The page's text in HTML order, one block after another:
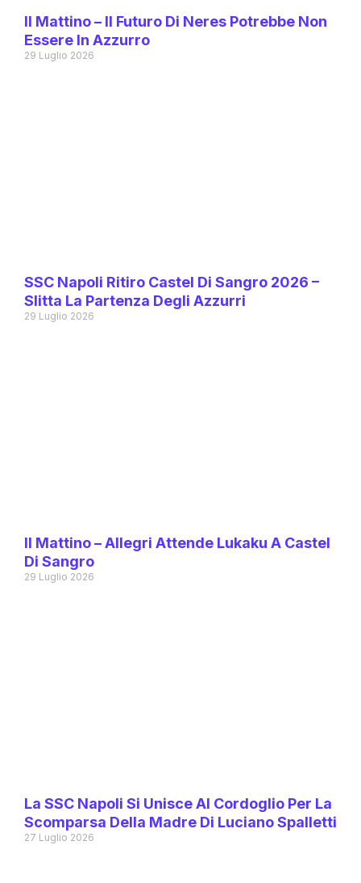
Il Mattino – Il Futuro Di Neres Potrebbe Non
Essere In Azzurro
29 Luglio 2026
SSC Napoli Ritiro Castel Di Sangro 2026 –
Slitta La Partenza Degli Azzurri
29 Luglio 2026
Il Mattino – Allegri Attende Lukaku A Castel
Di Sangro
29 Luglio 2026
La SSC Napoli Si Unisce Al Cordoglio Per La
Scomparsa Della Madre Di Luciano Spalletti
27 Luglio 2026